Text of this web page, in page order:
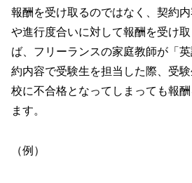
報酬を受け取るのではなく、契約
や進行度合いに対して報酬を受け
ば、フリーランスの家庭教師が「
約内容で受験生を担当した際、受
校に不合格となってしまっても報
ます。
（例）